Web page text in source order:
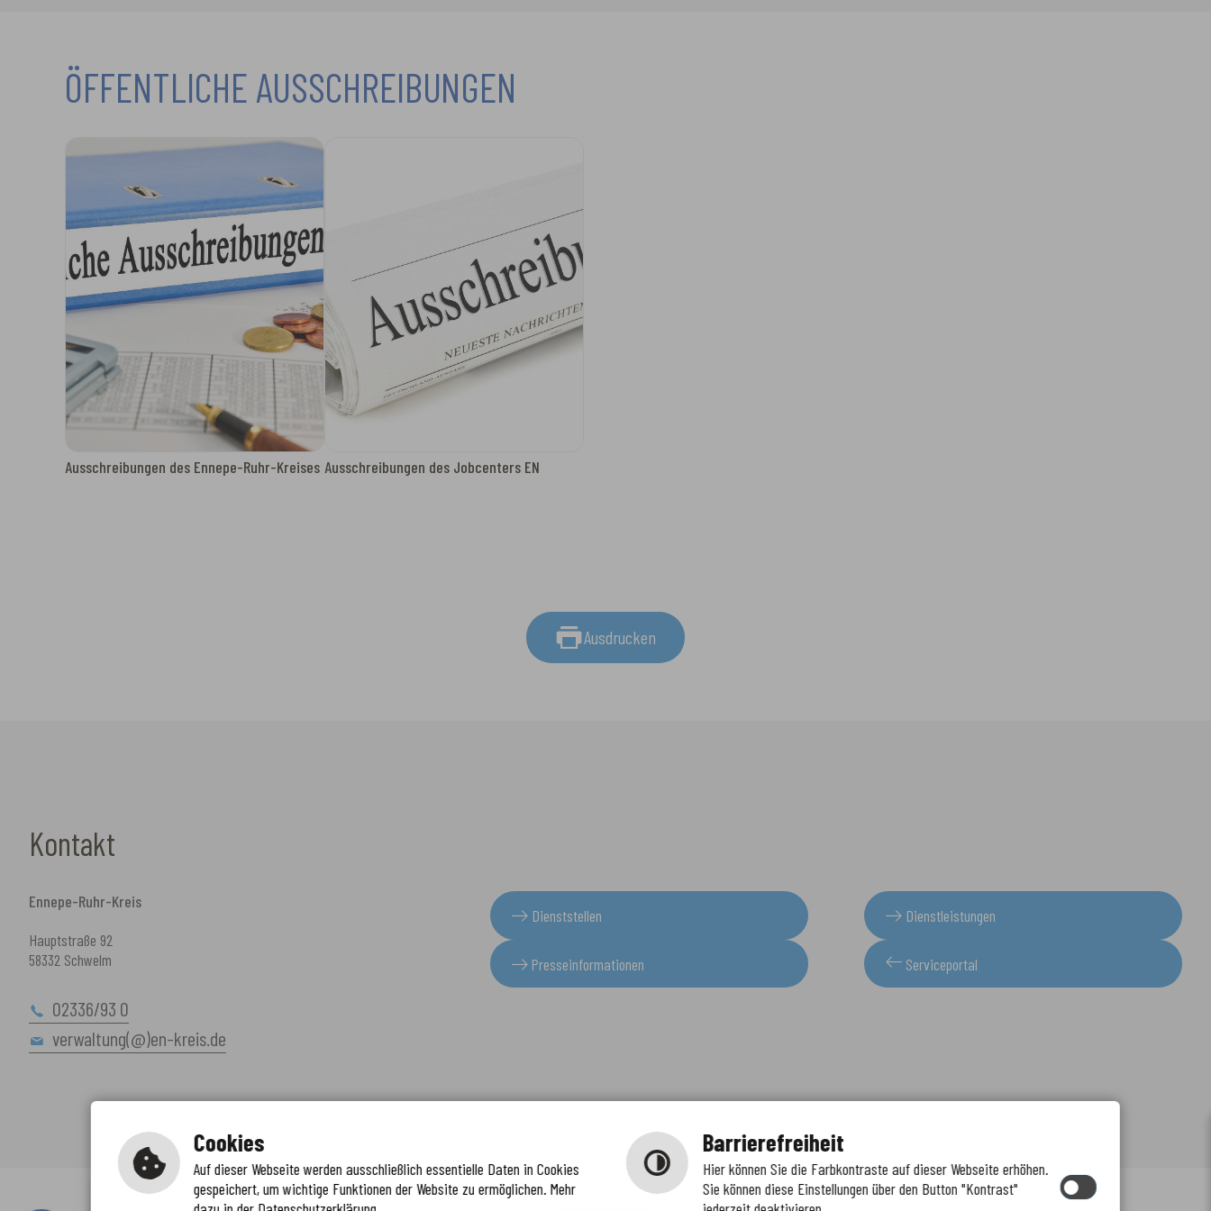
ÖFFENTLICHE AUSSCHREIBUNGEN
Ausschreibungen des Ennepe-Ruhr-Kreises Ausschreibungen des Jobcenters EN
Ausdrucken
Kontakt
Ennepe-Ruhr-Kreis
Hauptstraße 92
58332 Schwelm
02336/93 0
verwaltung(@)en-kreis.de
Dienststellen Dienstleistungen
Presseinformationen Serviceportal
Immer auf dem neuesten Stand
Cookies
Auf dieser Webseite werden ausschließlich essentielle Daten in Cookies
gespeichert, um wichtige Funktionen der Website zu ermöglichen. Mehr
Barrierefreiheit
Hier können Sie die Farbkontraste auf dieser Webseite erhöhen.
Sie können diese Einstellungen über den Button "Kontrast"